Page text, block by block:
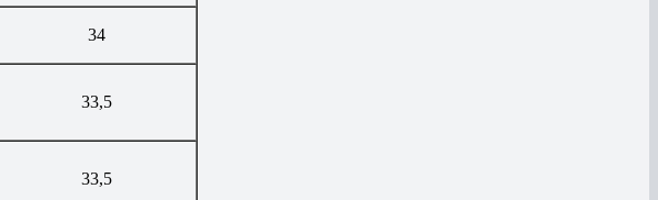
34
33,5
33,5